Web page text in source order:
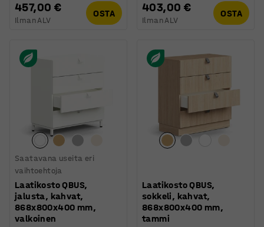
457,00 €
Ilman ALV
OSTA 403,00 €
Ilman ALV
OSTA
Saatavana useita eri
vaihtoehtoja
Laatikosto QBUS,
jalusta, kahvat,
868x800x400 mm,
valkoinen
Laatikosto QBUS,
sokkeli, kahvat,
868x800x400 mm,
tammi